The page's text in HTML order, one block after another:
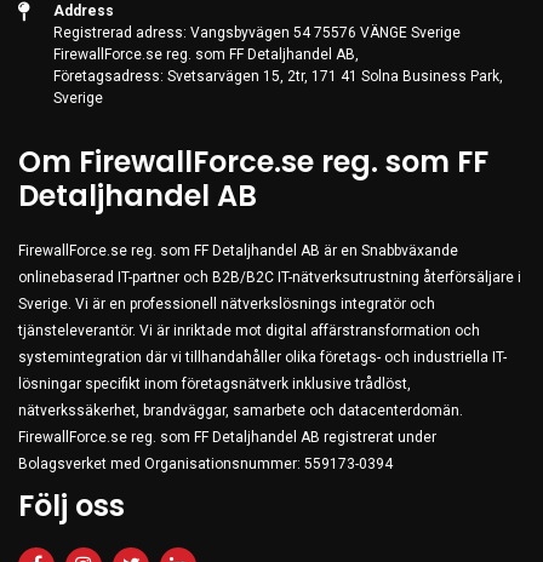
Address
Registrerad adress: Vangsbyvägen 54 75576 VÄNGE Sverige
FirewallForce.se reg. som FF Detaljhandel AB,
Företagsadress: Svetsarvägen 15, 2tr, 171 41 Solna Business Park,
Sverige
Om FirewallForce.se reg. som FF
Detaljhandel AB
FirewallForce.se reg. som FF Detaljhandel AB är en Snabbväxande
onlinebaserad IT-partner och B2B/B2C IT-nätverksutrustning återförsäljare i
Sverige. Vi är en professionell nätverkslösnings integratör och
tjänsteleverantör. Vi är inriktade mot digital affärstransformation och
systemintegration där vi tillhandahåller olika företags- och industriella IT-
lösningar specifikt inom företagsnätverk inklusive trådlöst,
nätverkssäkerhet, brandväggar, samarbete och datacenterdomän.
FirewallForce.se reg. som FF Detaljhandel AB registrerat under
Bolagsverket med Organisationsnummer: 559173-0394
Följ oss